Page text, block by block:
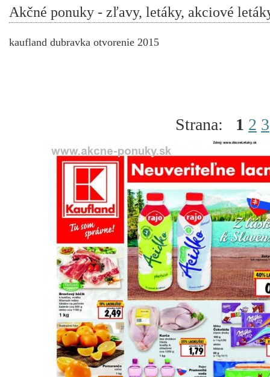
Akčné ponuky - zľavy, letáky, akciové
kaufland dubravka otvorenie 2015
Strana: 1 2 3